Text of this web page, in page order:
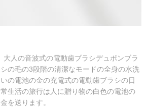
大人の音波式の電動歯ブラシデュポンブラ
シの毛の3段階の清潔なモードの全身の水洗
いの電池の金の充電式の電動歯ブラシの日
常生活の旅行は人に贈り物の白色の電池の
金を送ります。